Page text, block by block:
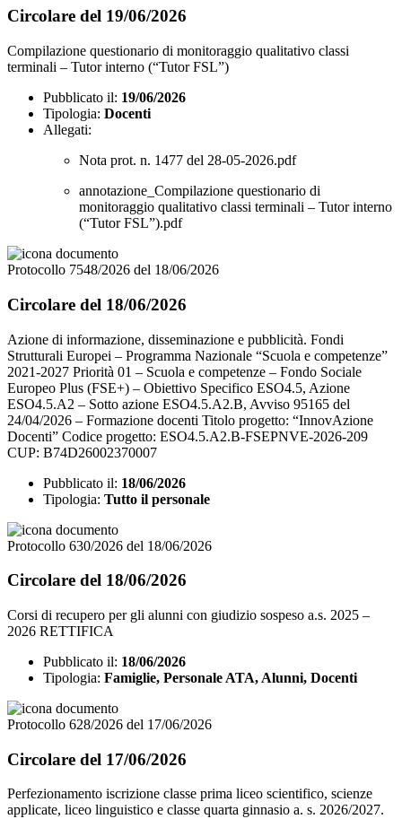
Circolare del 19/06/2026
Compilazione questionario di monitoraggio qualitativo classi
terminali – Tutor interno (“Tutor FSL”)
Pubblicato il: 19/06/2026
Tipologia: Docenti
Allegati:
Nota prot. n. 1477 del 28-05-2026.pdf
annotazione_Compilazione questionario di
monitoraggio qualitativo classi terminali – Tutor interno
(“Tutor FSL”).pdf
Protocollo 7548/2026 del 18/06/2026
Circolare del 18/06/2026
Azione di informazione, disseminazione e pubblicità. Fondi
Strutturali Europei – Programma Nazionale “Scuola e competenze”
2021-2027 Priorità 01 – Scuola e competenze – Fondo Sociale
Europeo Plus (FSE+) – Obiettivo Specifico ESO4.5, Azione
ESO4.5.A2 – Sotto azione ESO4.5.A2.B, Avviso 95165 del
24/04/2026 – Formazione docenti Titolo progetto: “InnovAzione
Docenti” Codice progetto: ESO4.5.A2.B-FSEPNVE-2026-209
CUP: B74D26002370007
Pubblicato il: 18/06/2026
Tipologia: Tutto il personale
Protocollo 630/2026 del 18/06/2026
Circolare del 18/06/2026
Corsi di recupero per gli alunni con giudizio sospeso a.s. 2025 –
2026 RETTIFICA
Pubblicato il: 18/06/2026
Tipologia: Famiglie, Personale ATA, Alunni, Docenti
Protocollo 628/2026 del 17/06/2026
Circolare del 17/06/2026
Perfezionamento iscrizione classe prima liceo scientifico, scienze
applicate, liceo linguistico e classe quarta ginnasio a. s. 2026/2027.